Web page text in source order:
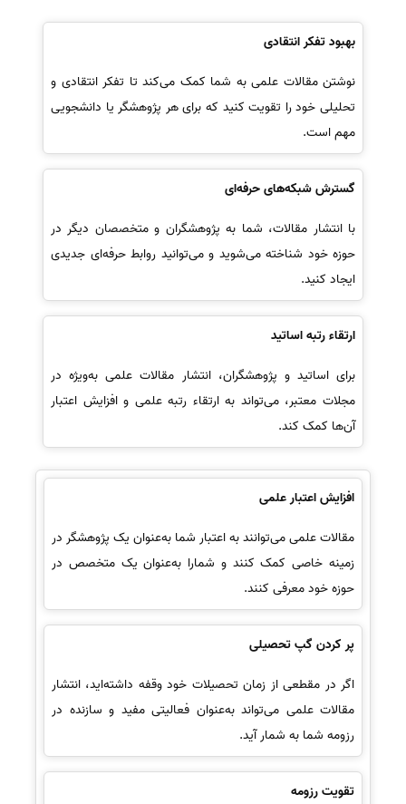
بهبود تفکر انتقادی
نوشتن مقالات علمی به شما کمک می‌کند تا تفکر انتقادی و
تحلیلی خود را تقویت کنید که برای هر پژوهشگر یا دانشجویی
مهم است.
گسترش شبکه‌های حرفه‌ای
با انتشار مقالات، شما به پژوهشگران و متخصصان دیگر در
حوزه خود شناخته می‌شوید و می‌توانید روابط حرفه‌ای جدیدی
ایجاد کنید.
ارتقاء رتبه اساتید
برای اساتید و پژوهشگران، انتشار مقالات علمی به‌ویژه در
مجلات معتبر، می‌تواند به ارتقاء رتبه علمی و افزایش اعتبار
آن‌ها کمک کند.
افزایش اعتبار علمی
مقالات علمی می‌توانند به اعتبار شما به‌عنوان یک پژوهشگر در
زمینه خاصی کمک کنند و شمارا به‌عنوان یک متخصص در
حوزه خود معرفی کنند.
پر کردن گپ تحصیلی
اگر در مقطعی از زمان تحصیلات خود وقفه داشته‌اید، انتشار
مقالات علمی می‌تواند به‌عنوان فعالیتی مفید و سازنده در
رزومه شما به شمار آید.
تقویت رزومه